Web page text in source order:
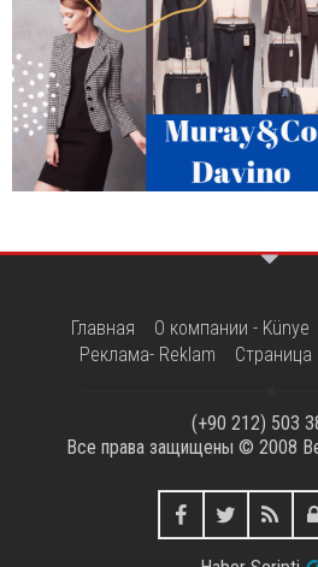
Главная О компании - Künye
Реклама- Reklam
Страница
(+90 212) 503
Все права защищены © 2008